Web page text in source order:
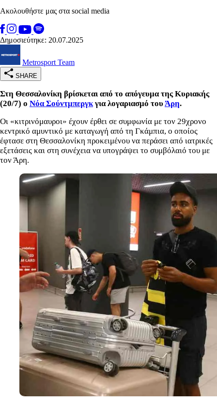
Ακολουθήστε μας στα social media
Δημοσιεύτηκε: 20.07.2025
Metrosport Team
SHARE
Στη Θεσσαλονίκη βρίσκεται από το απόγευμα της Κυριακής
(20/7) ο Νόα Σούντμπεργκγια λογαριασμό τουΆρη.
Οι «κιτρινόμαυροι» έχουν έρθει σε συμφωνία με τον 29χρονο
κεντρικό αμυντικό με καταγωγή από τη Γκάμπια, ο οποίος
έφτασε στη Θεσσαλονίκη προκειμένου να περάσει από ιατρικές
εξετάσεις και στη συνέχεια να υπογράψει το συμβόλαιό του με
τον Άρη.